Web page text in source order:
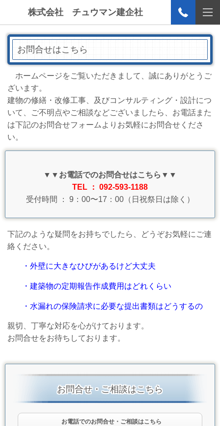
株式会社 チュウマン建企社
お問合せはこちら
ホームページをご覧いただきまして、誠にありがとうご
ざいます。
建物の修繕・改修工事、及びコンサルティング・設計につ
いて、ご不明点やご相談などございましたら、お電話また
は下記のお問合せフォームよりお気軽にお問合せくださ
い。
▼▼お電話でのお問合せはこちら▼▼
TEL ： 092-593-1188
受付時間 ： 9：00〜17：00（日祝祭日は除く）
下記のような疑問をお持ちでしたら、どうぞお気軽にご連
絡ください。
・外壁に大きなひびがあるけど大丈夫
・建築物の定期報告作成費用はどれくらい
・水漏れの保険請求に必要な提出書類はどうするの
親切、丁寧な対応を心がけております。
お問合せをお待ちしております。
お問合せ・ご相談はこちら
お電話でのお問合せ・ご相談はこちら